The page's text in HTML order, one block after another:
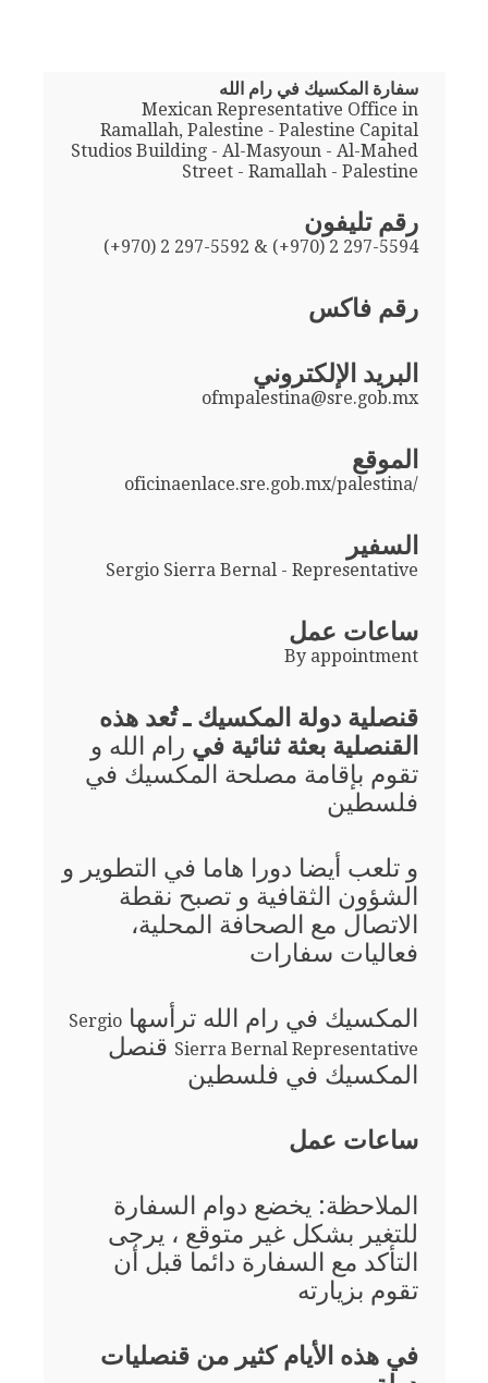
سفارة المكسيك في رام الله
Mexican Representative Office in
Ramallah, Palestine - Palestine Capital
Studios Building - Al-Masyoun - Al-Mahed
Street - Ramallah - Palestine
رقم تليفون
(+970) 2 297-5592 & (+970) 2 297-5594
رقم فاكس
البريد الإلكتروني
ofmpalestina@sre.gob.mx
الموقع
oficinaenlace.sre.gob.mx/palestina/
السفير
Sergio Sierra Bernal - Representative
ساعات عمل
By appointment
قنصلية دولة المكسيك ـ تُعد هذه
القنصلية بعثة ثنائية في رام الله و
تقوم بإقامة مصلحة المكسيك في
فلسطين
و تلعب أيضا دورا هاما في التطوير و
الشؤون الثقافية و تصبح نقطة
الاتصال مع الصحافة المحلية،
فعاليات سفارات
المكسيك في رام الله ترأسها Sergio
Sierra Bernal Representative قنصل
المكسيك في فلسطين
ساعات عمل
الملاحظة: يخضع دوام السفارة
للتغير بشكل غير متوقع ، يرجى
التأكد مع السفارة دائما قبل أن
تقوم بزيارته
في هذه الأيام كثير من قنصليات